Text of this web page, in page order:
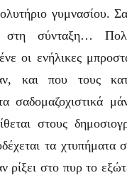
γυμνασίου.
στη σύνταξη…
οι ενήλικες
και που τους
σαδομαζοχιστικά
στους
τα χτυπήματα
ρίξει στο πυρ το